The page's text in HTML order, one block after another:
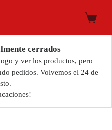
Carro
cerrados
y ver los productos, pero
pedidos. Volvemos el 24 de